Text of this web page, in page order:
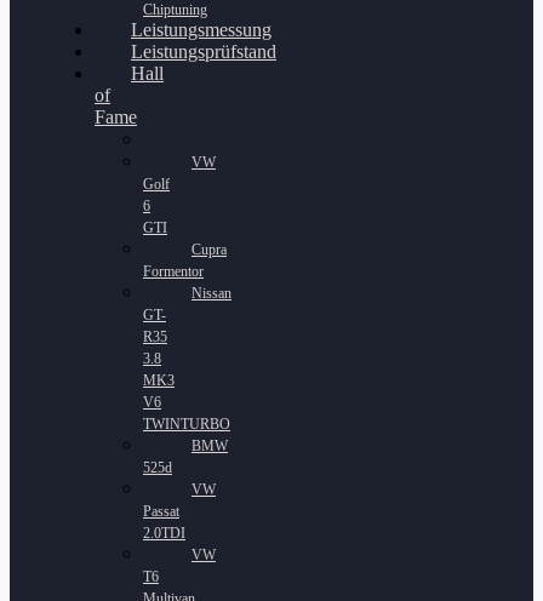
Chiptuning
Leistungsmessung
Leistungsprüfstand
Hall
of
Fame
VW
Golf
6
GTI
Cupra
Formentor
Nissan
GT-
R35
3.8
MK3
V6
TWINTURBO
BMW
525d
VW
Passat
2.0TDI
VW
T6